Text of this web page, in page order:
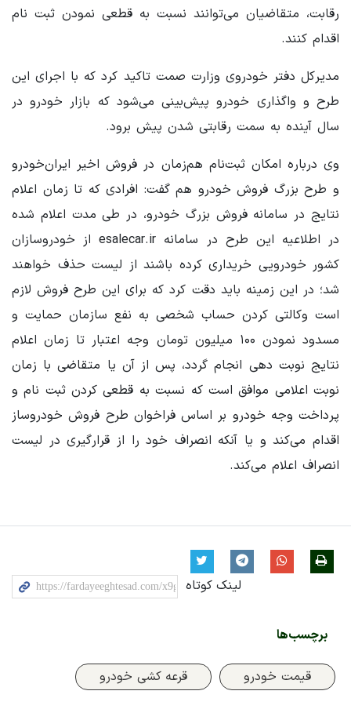
رقابت، متقاضیان می‌توانند نسبت به قطعی نمودن ثبت نام
اقدام کنند.
مدیرکل دفتر خودروی وزارت صمت تاکید کرد که با اجرای این
طرح و واگذاری خودرو پیش‌بینی می‌شود که بازار خودرو در
سال آینده به سمت رقابتی شدن پیش برود.
وی درباره امکان ثبت‌نام هم‌زمان در فروش اخیر ایران‌خودرو
و طرح بزرگ فروش خودرو هم گفت: افرادی که تا زمان اعلام
نتایج در سامانه فروش بزرگ خودرو، در طی مدت اعلام شده
در اطلاعیه این طرح در سامانه esalecar.ir از خودروسازان
کشور خودرویی خریداری کرده باشند از لیست حذف خواهند
شد؛ در این زمینه باید دقت کرد که برای این طرح فروش لازم
است وکالتی کردن حساب شخصی به نفع سازمان حمایت و
مسدود نمودن ۱۰۰ میلیون تومان وجه اعتبار تا زمان اعلام
نتایج نوبت دهی انجام گردد، پس از آن یا متقاضی با زمان
نوبت اعلامی موافق است که نسبت به قطعی کردن ثبت نام و
پرداخت وجه خودرو بر اساس فراخوان طرح فروش خودروساز
اقدام می‌کند و یا آنکه انصراف خود را از قرارگیری در لیست
انصراف اعلام می‌کند.
لینک کوتاه
برچسب‌ها
قیمت خودرو قرعه کشی خودرو